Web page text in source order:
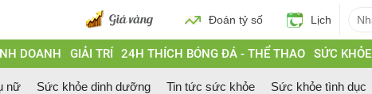
Đoán tỷ số Lịch
DOANH GIẢI TRÍ 24H THÍCH BÓNG ĐÁ - THỂ THAO SỨC KHỎE
nữ Sức khỏe dinh dưỡng Tin tức sức khỏe Sức khỏe tình dục